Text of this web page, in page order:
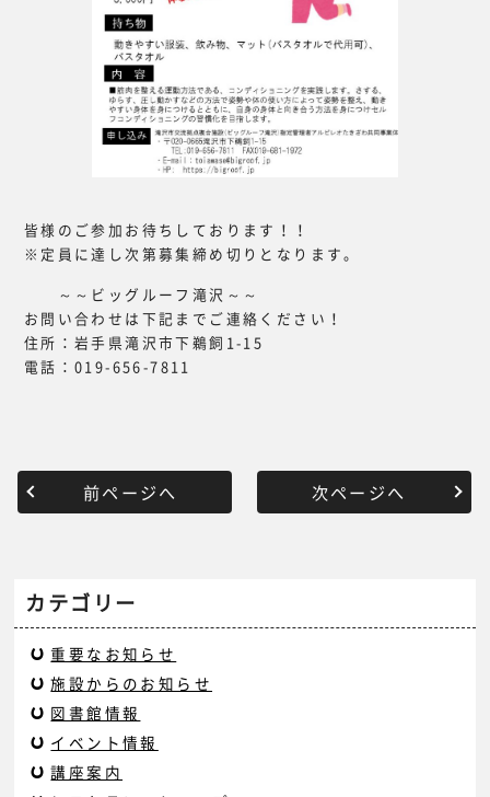
皆様のご参加お待ちしております！！
※定員に達し次第募集締め切りとなります。
～～ビッグルーフ滝沢～～
お問い合わせは下記までご連絡ください！
住所：岩手県滝沢市下鵜飼1-15
電話：019-656-7811
前ページへ 次ページへ
カテゴリー
重要なお知らせ
施設からのお知らせ
図書館情報
イベント情報
講座案内